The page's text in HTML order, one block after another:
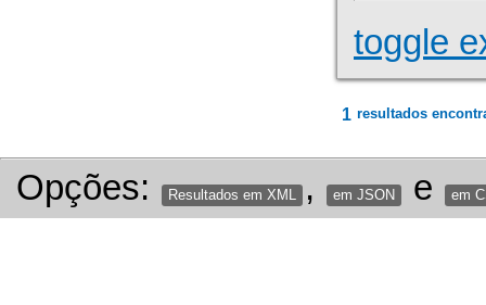
toggle
1 resultados
Opções: Resultados em XML , em JSON e em